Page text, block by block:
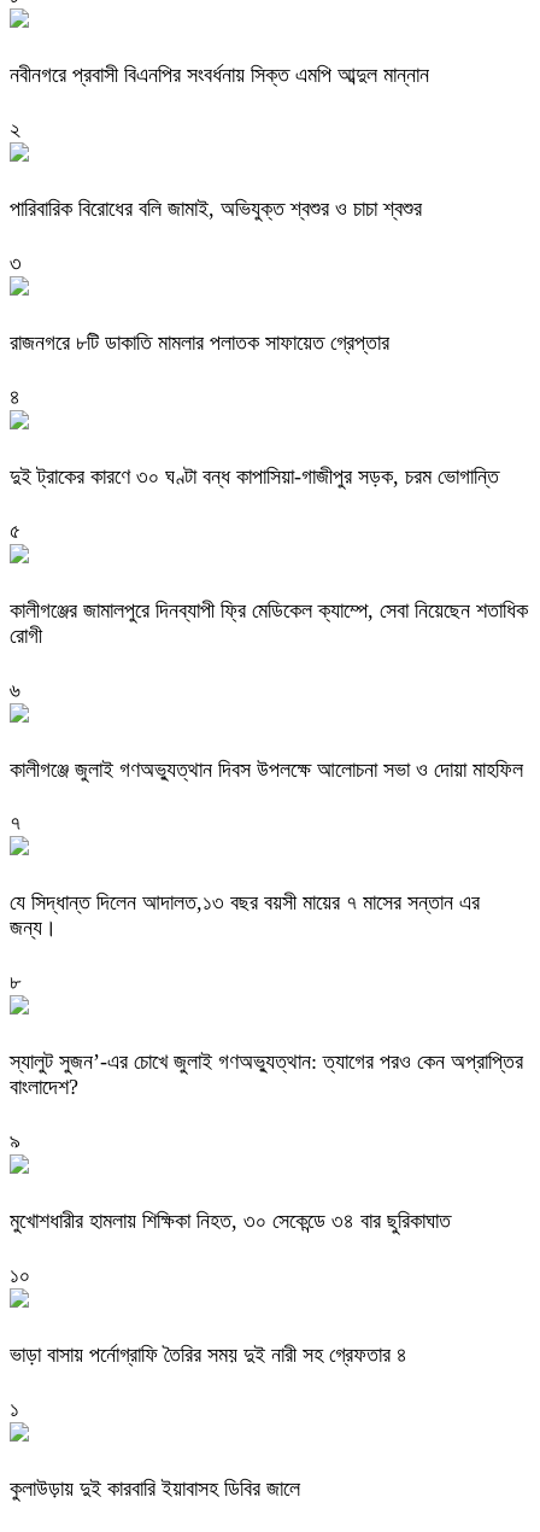
নবীনগরে প্রবাসী বিএনপির সংবর্ধনায় সিক্ত এমপি আব্দুল মান্নান
২
পারিবারিক বিরোধের বলি জামাই, অভিযুক্ত শ্বশুর ও চাচা শ্বশুর
৩
রাজনগরে ৮টি ডাকাতি মামলার পলাতক সাফায়েত গ্রেপ্তার
৪
দুই ট্রাকের কারণে ৩০ ঘণ্টা বন্ধ কাপাসিয়া-গাজীপুর সড়ক, চরম ভোগান্তি
৫
কালীগঞ্জের জামালপুরে দিনব্যাপী ফ্রি মেডিকেল ক্যাম্পে, সেবা নিয়েছেন শতাধিক
রোগী
৬
কালীগঞ্জে জুলাই গণঅভ্যুত্থান দিবস উপলক্ষে আলোচনা সভা ও দোয়া মাহফিল
৭
যে সিদ্ধান্ত দিলেন আদালত,১৩ বছর বয়সী মায়ের ৭ মাসের সন্তান এর
জন্য।
৮
স্যালুট সুজন’-এর চোখে জুলাই গণঅভ্যুত্থান: ত্যাগের পরও কেন অপ্রাপ্তির
বাংলাদেশ?
৯
মুখোশধারীর হামলায় শিক্ষিকা নিহত, ৩০ সেকেন্ডে ৩৪ বার ছুরিকাঘাত
১০
ভাড়া বাসায় পর্নোগ্রাফি তৈরির সময় দুই নারী সহ গ্রেফতার ৪
১
কুলাউড়ায় দুই কারবারি ইয়াবাসহ ডিবির জালে